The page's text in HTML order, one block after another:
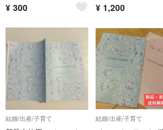
¥ 300 ¥ 1,200
結婚/出産/子育て 結婚/出産/子育て